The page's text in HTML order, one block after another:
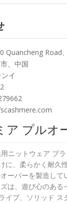
Quancheng Road
、中国
イ
ア プルオ
ニットウェア ブ
に、柔らかく耐久
ーバーを製造して
は、遊び心のある
イプ、ソリッド ス